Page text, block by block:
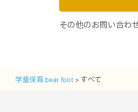
その他のお問い合わ
学童保育 bear foot > すべて